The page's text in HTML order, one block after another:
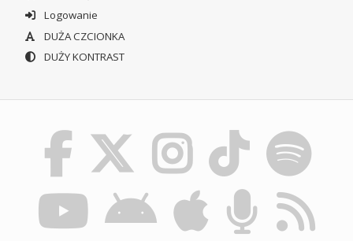
Logowanie
DUŻA CZCIONKA
DUŻY KONTRAST